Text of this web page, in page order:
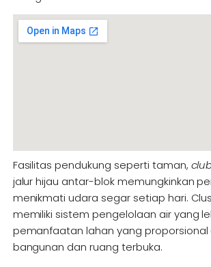
Fasilitas pendukung seperti taman,
jalur hijau antar-blok memungkinkan
menikmati udara segar setiap hari.
memiliki sistem pengelolaan air yang
pemanfaatan lahan yang proporsional
bangunan dan ruang terbuka.